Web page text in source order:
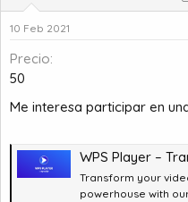
e
t
m
a
e
o
10 Feb 2021
Precio
50
Me interesa participar en
WPS Player – Transform your videos into a
Transform your
powerhouse with